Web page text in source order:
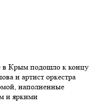
в Крым подошло к концу
и артист оркестра
наполненные
и яркими